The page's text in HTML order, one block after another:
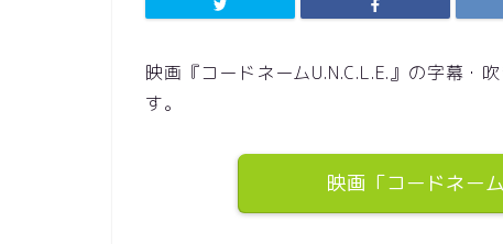
映画『コードネームU.N.C.L.E.』の字幕・
す。
映画「コードネー